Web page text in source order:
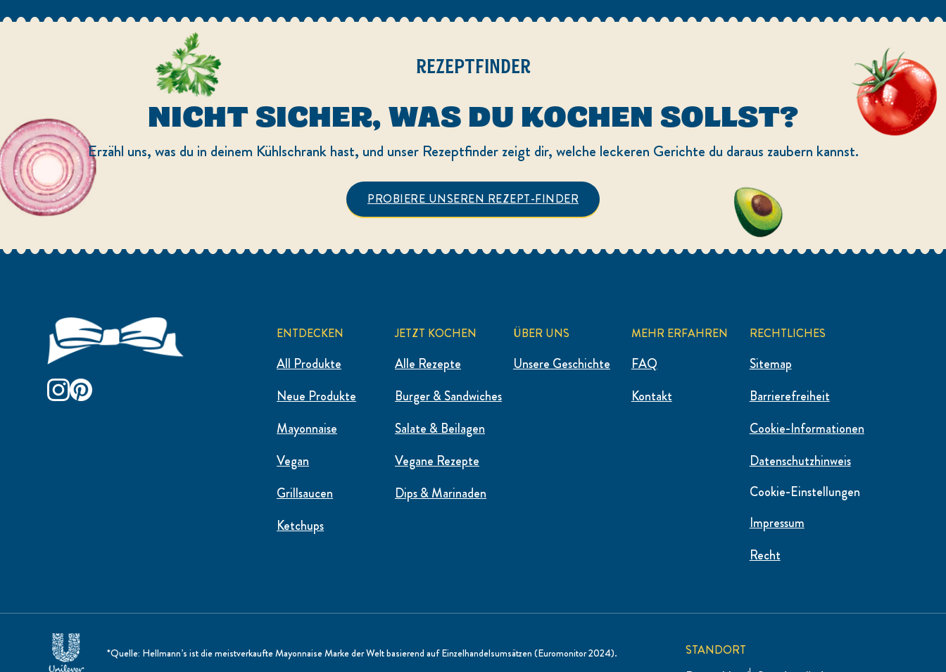
REZEPTFINDER
NICHT SICHER, WAS DU KOCHEN SOLLST?
Erzähl uns, was du in deinem Kühlschrank hast, und unser Rezeptfinder zeigt dir, welche leckeren Gerichte du daraus zaubern kannst.
PROBIERE UNSEREN REZEPT-FINDER
ENTDECKEN
All Produkte
Neue Produkte
Mayonnaise
Vegan
Grillsaucen
Ketchups
JETZT KOCHEN
Alle Rezepte
Burger & Sandwiches
Salate & Beilagen
Vegane Rezepte
Dips & Marinaden
ÜBER UNS
Unsere Geschichte
MEHR ERFAHREN
FAQ
Kontakt
RECHTLICHES
Sitemap
Barrierefreiheit
Cookie-Informationen
Datenschutzhinweis
Cookie-Einstellungen
Impressum
Recht
*Quelle: Hellmann’s ist die meistverkaufte Mayonnaise Marke der Welt basierend auf Einzelhandelsumsätzen (Euromonitor 2024). STANDORT